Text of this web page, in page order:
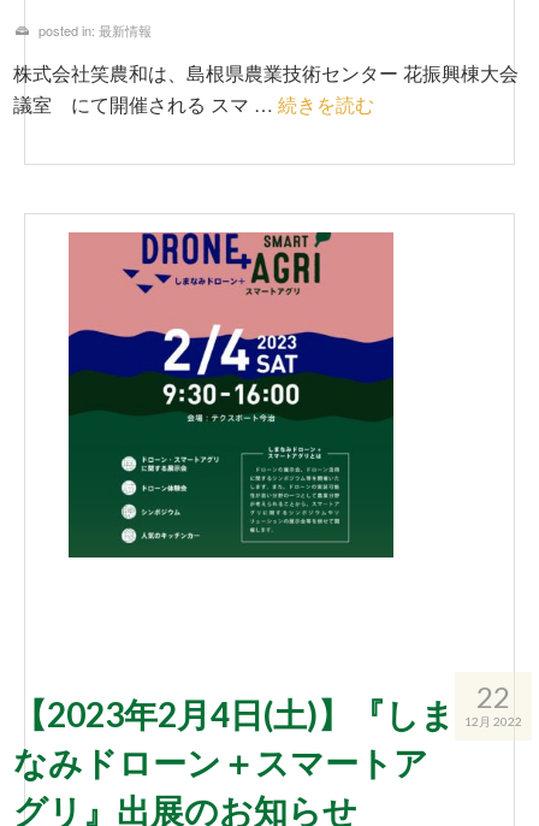
posted in: 最新情報
株式会社笑農和は、島根県農業技術センター 花振興棟大会
議室 にて開催される スマ … 続きを読む
22
12月 2022
【2023年2月4日(土)】『しま
なみドローン＋スマートア
グリ』出展のお知らせ